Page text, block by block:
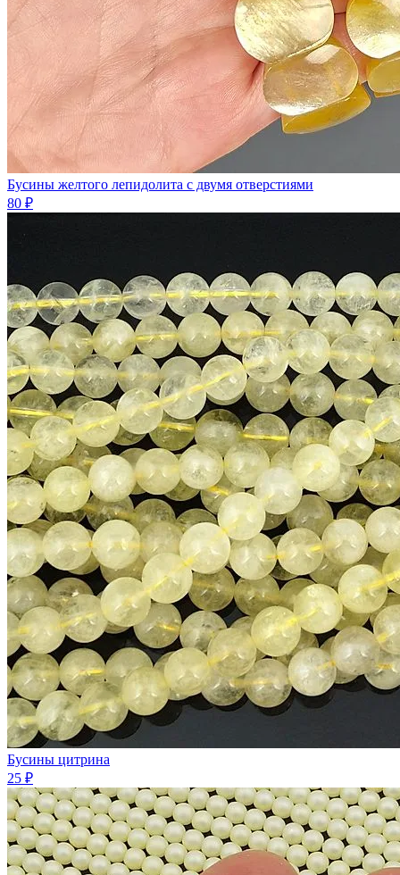
Бусины желтого лепидолита с двумя отверстиями
80 ₽
Бусины цитрина
25 ₽